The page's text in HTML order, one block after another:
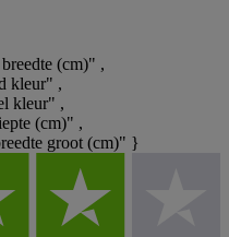
(cm)" ,
kleur" ,
kleur" ,
(cm)" ,
groot (cm)" }